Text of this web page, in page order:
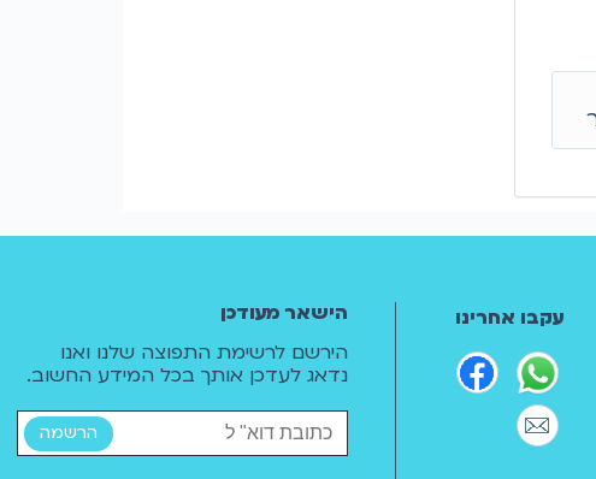
עקבו אחרינו
הישאר מעודכן
הירשם לרשימת התפוצה שלנו ואנו
נדאג לעדכן אותך בכל המידע החשוב.
הרשמה